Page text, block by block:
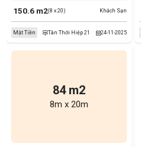
Khách Sạn
150.6 m2(8 x 20)
24-11-2025
Mặt Tiền Tân Thới Hiệp 21
84 m2
8m x 20m